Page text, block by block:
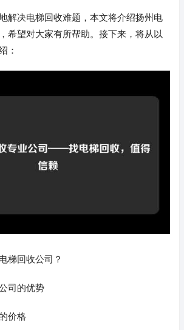
解决电梯回收难题，本文将介绍扬州电
希望对大家有所帮助。接下来，将从以
：
梯回收公司？
司的优势
价格